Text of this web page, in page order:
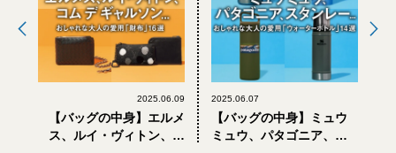
2025.06.09
【バッグの中身】エルメ
ス、ルイ・ヴィトン、コ
2025.06.07
【バッグの中身】ミュウ
ミュウ、パタゴニア、ス